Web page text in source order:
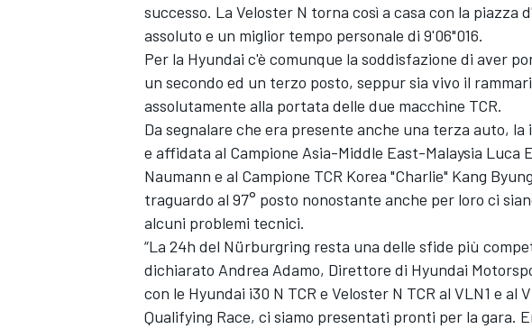
successo. La Veloster N torna così a casa con la piazza
assoluto e un miglior tempo personale di 9'06"016.
Per la Hyundai c'è comunque la soddisfazione di aver
un secondo ed un terzo posto, seppur sia vivo il
assolutamente alla portata delle due macchine TCR.
Da segnalare che era presente anche una terza auto,
e affidata al Campione Asia-Middle East-Malaysia Luca
Naumann e al Campione TCR Korea "Charlie" Kang
traguardo al 97° posto nonostante anche per loro ci
alcuni problemi tecnici.
“La 24h del Nürburgring resta una delle sfide più
dichiarato Andrea Adamo, Direttore di Hyundai
con le Hyundai i30 N TCR e Veloster N TCR al VLN1 e
Qualifying Race, ci siamo presentati pronti per la gara.